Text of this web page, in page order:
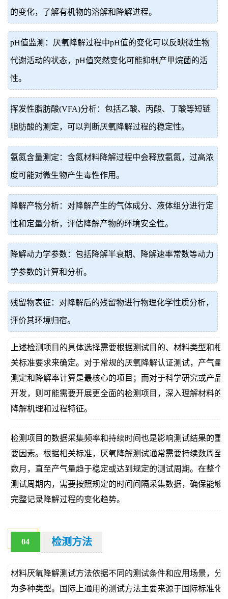
的变化，了解有机物的溶解和降解进程。
pH值监测：厌氧降解过程中pH值的变化可以反映微生物
代谢活动的状态，pH值突然变化可能抑制产甲烷菌的活
性。
挥发性脂肪酸(VFA)分析：包括乙酸、丙酸、丁酸等短链
脂肪酸的测定，可以判断厌氧降解过程的稳定性。
氨氮含量测定：含氮材料降解过程中会释放氨氮，过高浓
度可能对微生物产生毒性作用。
降解产物分析：对降解产生的气体成分、液体组分进行定
性和定量分析，评估降解产物的环境安全性。
降解动力学参数：包括降解半衰期、降解速率常数等动力
学参数的计算和分析。
残留物表征：对降解后的残留物进行物理化学性质分析，
评价其环境归宿。
上述检测项目的具体选择需要根据测试目的、材料类型和相
关标准要求来确定。对于常规的厌氧降解认证测试，产气量
测定和降解率计算是最核心的项目；而对于科学研究或产品
开发，则可能需要开展更全面的检测项目，深入理解材料的
降解机理和过程特征。
检测项目的数据采集频率和持续时间也是影响测试结果的重
要因素。根据相关标准，厌氧降解测试通常需要持续数周至
数月，直至产气量趋于稳定或达到规定的测试周期。在整个
测试周期内，需要按照规定的时间间隔采集数据，确保能够
完整记录降解过程的变化趋势。
04 检测方法
材料厌氧降解测试方法依据不同的测试条件和应用场景，分
为多种类型。国际上通用的测试方法主要来源于国际标准化